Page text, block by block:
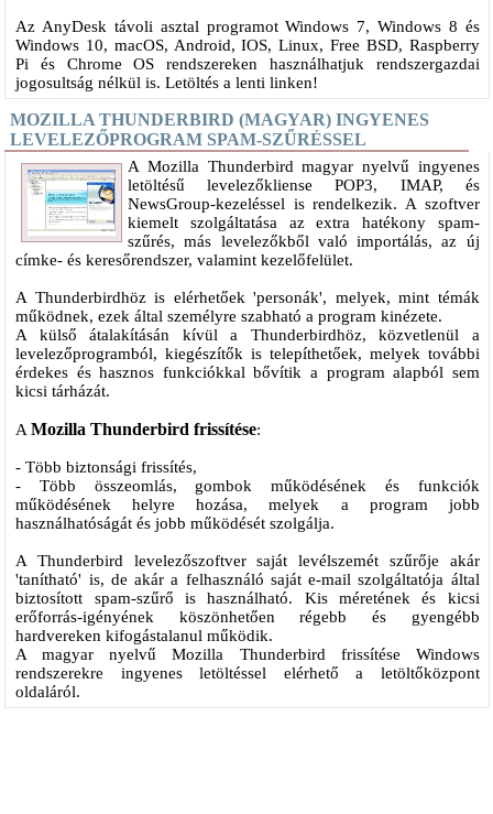
Az AnyDesk távoli asztal programot Windows 7, Windows 8 és
Windows 10, macOS, Android, IOS, Linux, Free BSD, Raspberry
Pi és Chrome OS rendszereken használhatjuk rendszergazdai
jogosultság nélkül is. Letöltés a lenti linken!
MOZILLA THUNDERBIRD (MAGYAR) INGYENES
LEVELEZŐPROGRAM SPAM-SZŰRÉSSEL
A Mozilla Thunderbird magyar nyelvű ingyenes
letöltésű levelezőkliense POP3, IMAP, és
NewsGroup-kezeléssel is rendelkezik. A szoftver
kiemelt szolgáltatása az extra hatékony spam-
szűrés, más levelezőkből való importálás, az új
címke- és keresőrendszer, valamint kezelőfelület.
A Thunderbirdhöz is elérhetőek 'personák', melyek, mint témák
működnek, ezek által személyre szabható a program kinézete.
A külső átalakításán kívül a Thunderbirdhöz, közvetlenül a
levelezőprogramból, kiegészítők is telepíthetőek, melyek további
érdekes és hasznos funkciókkal bővítik a program alapból sem
kicsi tárházát.
AMozilla Thunderbird frissítése:
- Több biztonsági frissítés,
- Több összeomlás, gombok működésének és funkciók
működésének helyre hozása, melyek a program jobb
használhatóságát és jobb működését szolgálja.
A Thunderbird levelezőszoftver saját levélszemét szűrője akár
'tanítható' is, de akár a felhasználó saját e-mail szolgáltatója által
biztosított spam-szűrő is használható. Kis méretének és kicsi
erőforrás-igényének köszönhetően régebb és gyengébb
hardvereken kifogástalanul működik.
A magyar nyelvű Mozilla Thunderbird frissítése Windows
rendszerekre ingyenes letöltéssel elérhető a letöltőközpont
oldaláról.